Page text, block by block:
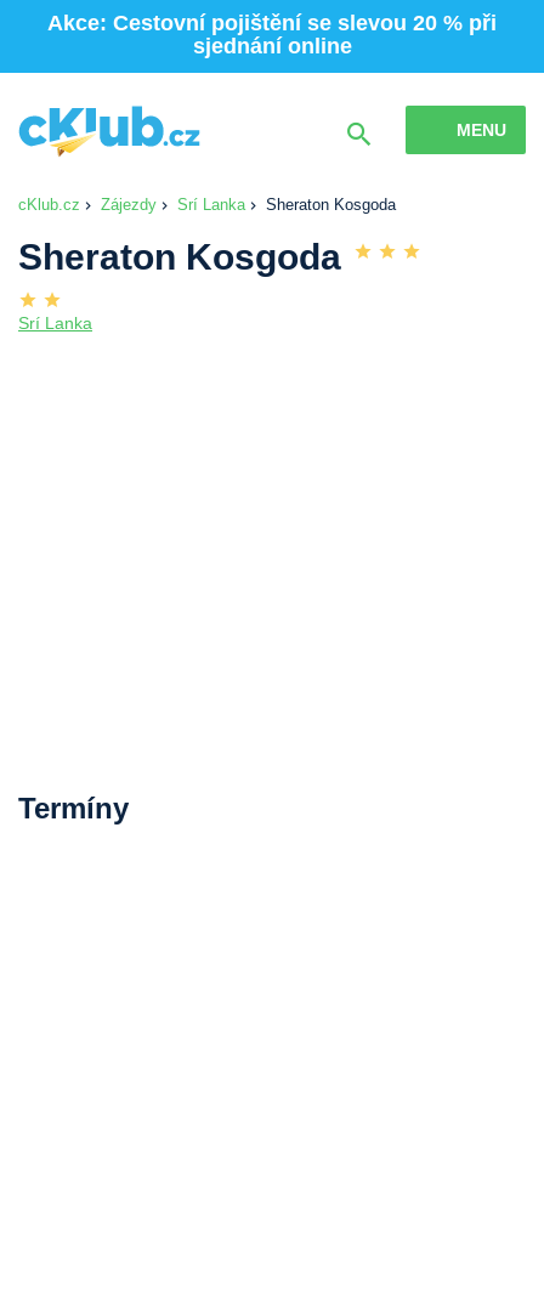
Akce: Cestovní pojištění se slevou 20 % při
sjednání online
MENU
cKlub.cz Zájezdy Srí Lanka Sheraton Kosgoda
Sheraton Kosgoda
Srí Lanka
Termíny